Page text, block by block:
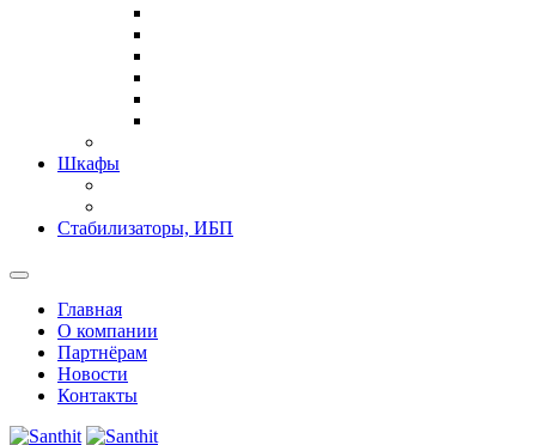
Шкафы
Стабилизаторы, ИБП
Главная
О компании
Партнёрам
Новости
Контакты